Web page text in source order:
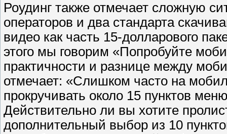
Роудинг также отмечает сложную
операторов и два стандарта
видео как часть 15-долларового
этого мы говорим «Попробуйте
практичности и разнице между
отмечает: «Слишком часто на
прокручивать около 15 пунктов
Действительно ли вы хотите
дополнительный выбор из 10